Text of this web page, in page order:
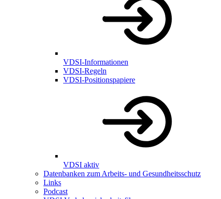
VDSI-Informationen
VDSI-Regeln
VDSI-Positionspapiere
VDSI aktiv
Datenbanken zum Arbeits- und Gesundheitsschutz
Links
Podcast